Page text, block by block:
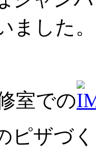
ました。
室での
ピザづ